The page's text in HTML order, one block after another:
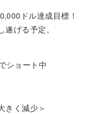
ドル達成目標！
げる予定。
ショート中
きく減少＞